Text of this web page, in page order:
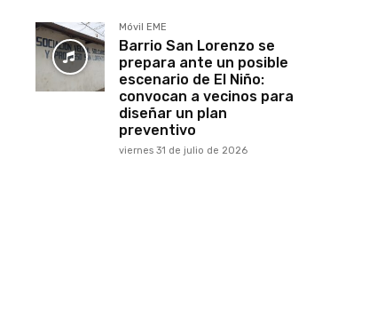
Móvil EME
Barrio San Lorenzo se
prepara ante un posible
escenario de El Niño:
convocan a vecinos para
diseñar un plan
preventivo
viernes 31 de julio de 2026